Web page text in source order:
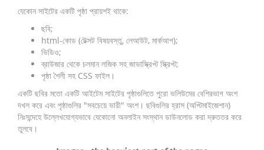
যেকোন সাইটের একটি পৃষ্ঠা প্রায়শই থাকে:
ছবি;
html-কোড (টেক্সট বিষয়বস্তু, লেআউট, মার্কআপ);
ভিডিও;
ব্রাউজার থেকে চলমান লজিক সহ জাভাস্ক্রিপ্ট স্ক্রিপ্ট;
পৃষ্ঠা শৈলী সহ CSS ফাইল।
একটি ছবির মতো একটি আইটেম সাইটের পৃষ্ঠাগুলিতে পুরো ভলিউমের বেশিরভাগ অংশ
দখল করে এবং পৃষ্ঠাগুলির "সবচেয়ে ভারী" অংশ। ছবিগুলির হ্রাস (অপ্টিমাইজেশান)
নিঃসন্দেহে উল্লেখযোগ্যভাবে যেকোনো অনলাইন সংস্থান ডাউনলোড করা দ্রুততর করে
তুলবে।